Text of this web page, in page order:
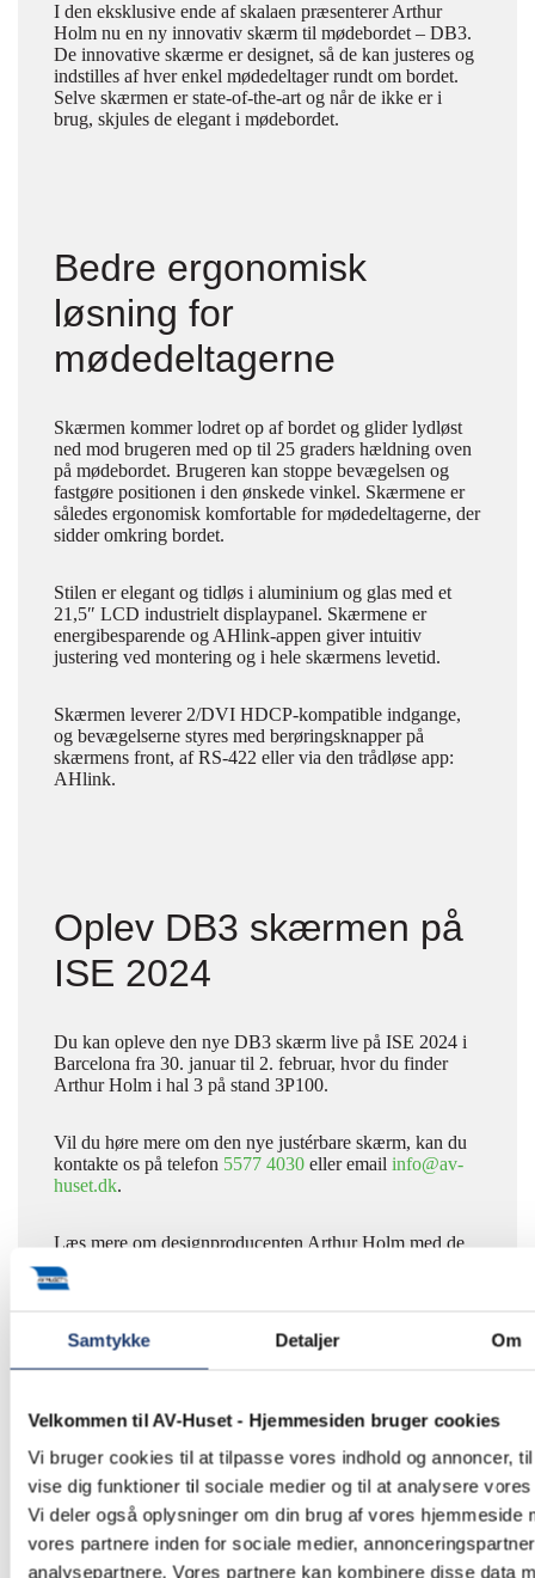
Samtykke Detaljer Om
Velkommen til AV-Huset - Hjemmesiden bruger cookies
Vi bruger cookies til at tilpasse vores indhold og annoncer,
vise dig funktioner til sociale medier og til at analysere
Vi deler også oplysninger om din brug af vores hjemmeside
vores partnere inden for sociale medier,
analysepartnere. Vores partnere kan kombinere disse data
I den eksklusive ende af skalaen præsenterer Arthur
Holm nu en ny innovativ skærm til mødebordet – DB3.
De innovative skærme er designet, så de kan justeres og
indstilles af hver enkel mødedeltager rundt om bordet.
Selve skærmen er state-of-the-art og når de ikke er i
brug, skjules de elegant i mødebordet.
Bedre ergonomisk
løsning for
mødedeltagerne
Skærmen kommer lodret op af bordet og glider lydløst
ned mod brugeren med op til 25 graders hældning oven
på mødebordet. Brugeren kan stoppe bevægelsen og
fastgøre positionen i den ønskede vinkel. Skærmene er
således ergonomisk komfortable for mødedeltagerne, der
sidder omkring bordet.
Stilen er elegant og tidløs i aluminium og glas med et
21,5″ LCD industrielt displaypanel. Skærmene er
energibesparende og AHlink-appen giver intuitiv
justering ved montering og i hele skærmens levetid.
Skærmen leverer 2/DVI HDCP-kompatible indgange,
og bevægelserne styres med berøringsknapper på
skærmens front, af RS-422 eller via den trådløse app:
AHlink.
Oplev DB3 skærmen på
ISE 2024
Du kan opleve den nye DB3 skærm live på ISE 2024 i
Barcelona fra 30. januar til 2. februar, hvor du finder
Arthur Holm i hal 3 på stand 3P100.
Vil du høre mere om den nye justérbare skærm, kan du
kontakte os på telefon 5577 4030 eller email info@av-
huset.dk.
Læs mere om designproducenten Arthur Holm med de
danske rødder og den nye